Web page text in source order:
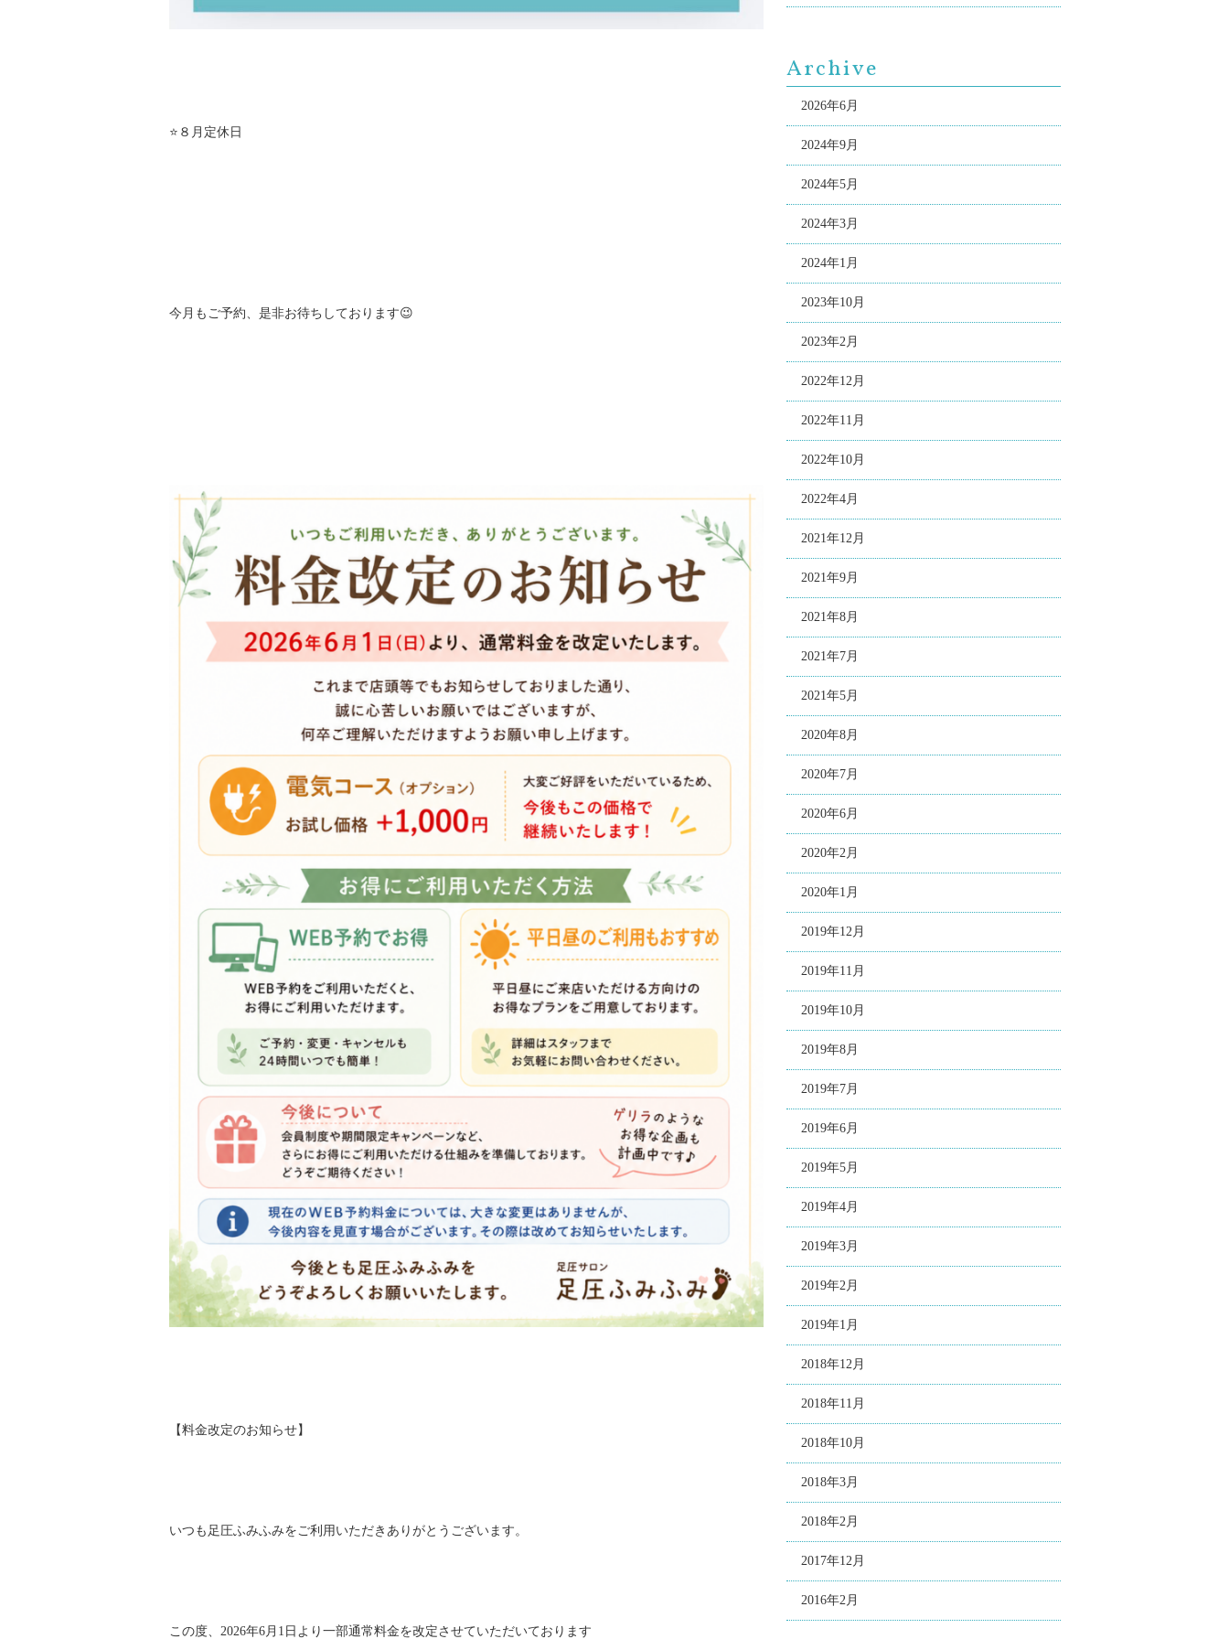
⭐️８月定休日
今月もご予約、是非お待ちしております😉
【料金改定のお知らせ】
いつも足圧ふみふみをご利用いただきありがとうございます。
この度、2026年6月1日より一部通常料金を改定させていただいております
Archive
2026年6月
2024年9月
2024年5月
2024年3月
2024年1月
2023年10月
2023年2月
2022年12月
2022年11月
2022年10月
2022年4月
2021年12月
2021年9月
2021年8月
2021年7月
2021年5月
2020年8月
2020年7月
2020年6月
2020年2月
2020年1月
2019年12月
2019年11月
2019年10月
2019年8月
2019年7月
2019年6月
2019年5月
2019年4月
2019年3月
2019年2月
2019年1月
2018年12月
2018年11月
2018年10月
2018年3月
2018年2月
2017年12月
2016年2月